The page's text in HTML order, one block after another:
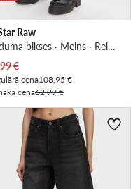
Raw
Auduma bikses · Melns · Relaxed Fit
cena
€
cena108,95 €
cena62,99 €